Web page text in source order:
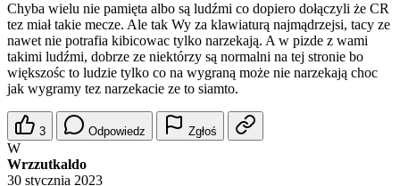
Chyba wielu nie pamięta albo są ludźmi co dopiero dołączyli że CR
tez miał takie mecze. Ale tak Wy za klawiaturą najmądrzejsi, tacy ze
nawet nie potrafia kibicowac tylko narzekają. A w pizde z wami
takimi ludźmi, dobrze ze niektórzy są normalni na tej stronie bo
większośc to ludzie tylko co na wygraną może nie narzekają choc
jak wygramy tez narzekacie ze to siamto.
3 Odpowiedz Zgłoś
W
Wrzzutkaldo
30 stycznia 2023